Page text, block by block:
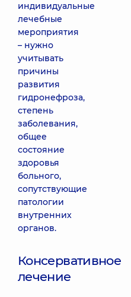
индивидуальные
лечебные
мероприятия
– нужно
учитывать
причины
развития
гидронефроза,
степень
заболевания,
общее
состояние
здоровья
больного,
сопутствующие
патологии
внутренних
органов.
Консервативное
лечение